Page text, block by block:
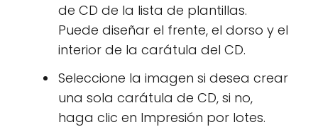
de CD de la lista de plantillas.
Puede diseñar el frente, el dorso y el
interior de la carátula del CD.
Seleccione la imagen si desea crear
una sola carátula de CD, si no,
haga clic en Impresión por lotes.